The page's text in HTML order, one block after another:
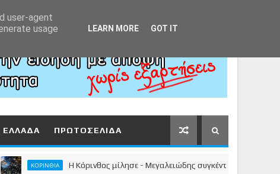
ΕΛΛΑΔΑ ΠΡΩΤΟΣΕΛΙΔΑ
ΚΟΡΙΝΘΙΑ Η Κόρινθος μίλησε - Μεγαλειώδης συγκέντρωση του Νίκου
user-agent
usage
LEARN MORE GOT IT